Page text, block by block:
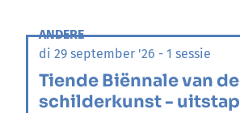
ANDERE
di 29 september '26 - 1 sessie
Tiende Biënnale van de
schilderkunst - uitstap